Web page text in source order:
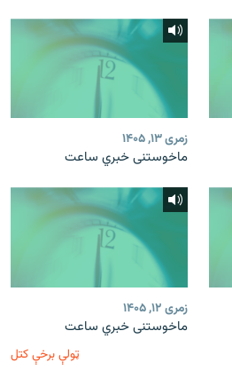
زمری ۱۳, ۱۴۰۵
ماخوستنی خبري ساعت
زمری ۱۲, ۱۴۰۵
ماخوستنی خبري ساعت
ټولې برخې کتل